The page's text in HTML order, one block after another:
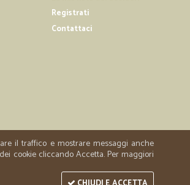
e cura nell’imballo dei prodotti. Lo consiglio vivamente
vantaggiosi, spedizioni rapide e precise anche
prodotti deperibili, un vero supermarket a domicilio.
Registrati
Contattaci
il traffico e mostrare messaggi anche
cookie cliccando Accetta. Per maggiori